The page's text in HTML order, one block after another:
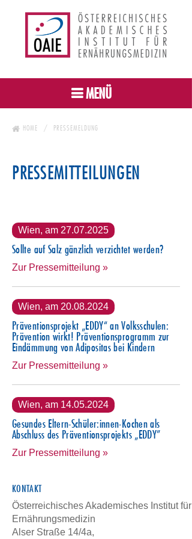
MENÜ
HOME PRESSEMELDUNG
PRESSEMITTEILUNGEN
Wien, am 27.07.2025
Sollte auf Salz gänzlich verzichtet werden?
Zur Pressemitteilung »
Wien, am 20.08.2024
Präventionsprojekt „EDDY“ an Volksschulen:
Prävention wirkt! Präventionsprogramm zur
Eindämmung von Adipositas bei Kindern
Zur Pressemitteilung »
Wien, am 14.05.2024
Gesundes Eltern-Schüler:innen-Kochen als
Abschluss des Präventionsprojekts „EDDY”
Zur Pressemitteilung »
KONTAKT
Österreichisches Akademisches Institut für
Ernährungsmedizin
Alser Straße 14/4a,